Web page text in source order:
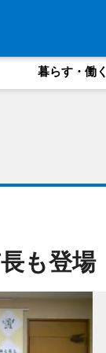
暮らす・働く
も登場